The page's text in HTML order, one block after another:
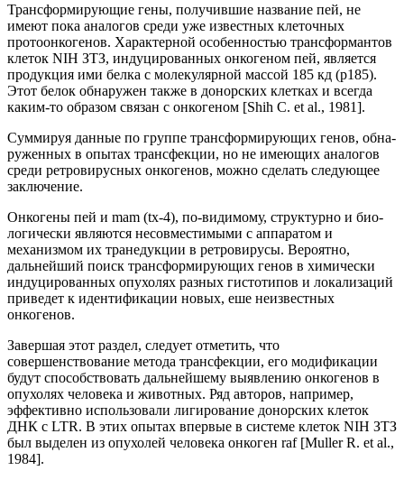
Трансформирующие гены, получившие название пей, не
имеют пока аналогов среди уже известных клеточных
протоонкогенов. Характерной особенностью трансформантов
клеток NIH ЗТЗ, индуцированных онкогеном пей, является
продукция ими белка с молекулярной массой 185 кд (р185).
Этот белок обнаружен также в донорских клетках и всегда
каким-то образом связан с онкогеном [Shih С. et al., 1981].
Суммируя данные по группе трансформирующих генов, обна-
руженных в опытах трансфекции, но не имеющих аналогов
среди ретровирусных онкогенов, можно сделать следующее
заключение.
Онкогены пей и mam (tx-4), по-видимому, структурно и био-
логически являются несовместимыми с аппаратом и
механизмом их транедукции в ретровирусы. Вероятно,
дальнейший поиск трансформирующих генов в химически
индуцированных опухолях разных гистотипов и локализаций
приведет к идентификации новых, еше неизвестных
онкогенов.
Завершая этот раздел, следует отметить, что
совершенствование метода трансфекции, его модификации
будут способствовать дальнейшему выявлению онкогенов в
опухолях человека и животных. Ряд авторов, например,
эффективно использовали лигирование донорских клеток
ДНК с LTR. В этих опытах впервые в системе клеток NIH ЗТЗ
был выделен из опухолей человека онкоген raf [Muller R. et al.,
1984].